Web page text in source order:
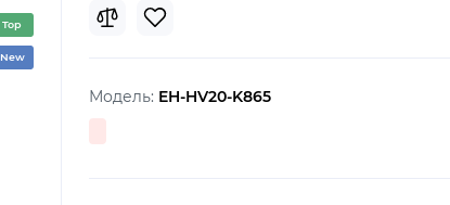
Top
New
Модель: EH-HV20-K865